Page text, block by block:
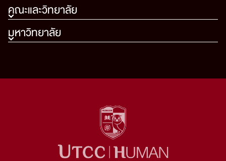
คณะและวิทยาลัย
มหาวิทยาลัย